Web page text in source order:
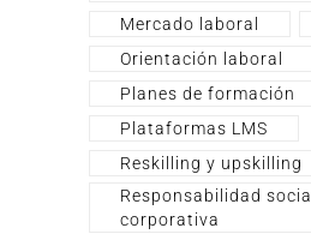
Mercado laboral
Orientación laboral
Planes de formación
Plataformas LMS
Reskilling y upskilling
Responsabilidad social
corporativa